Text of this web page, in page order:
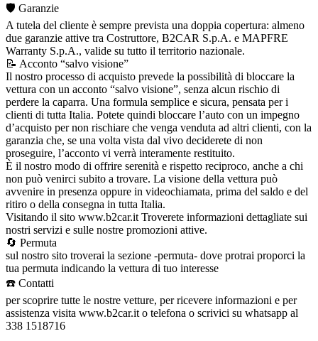
🛡️ Garanzie
A tutela del cliente è sempre prevista una doppia copertura: almeno
due garanzie attive tra Costruttore, B2CAR S.p.A. e MAPFRE
Warranty S.p.A., valide su tutto il territorio nazionale.
📝 Acconto “salvo visione”
Il nostro processo di acquisto prevede la possibilità di bloccare la
vettura con un acconto “salvo visione”, senza alcun rischio di
perdere la caparra. Una formula semplice e sicura, pensata per i
clienti di tutta Italia. Potete quindi bloccare l’auto con un impegno
d’acquisto per non rischiare che venga venduta ad altri clienti, con la
garanzia che, se una volta vista dal vivo deciderete di non
proseguire, l’acconto vi verrà interamente restituito.
È il nostro modo di offrire serenità e rispetto reciproco, anche a chi
non può venirci subito a trovare. La visione della vettura può
avvenire in presenza oppure in videochiamata, prima del saldo e del
ritiro o della consegna in tutta Italia.
Visitando il sito www.b2car.it Troverete informazioni dettagliate sui
nostri servizi e sulle nostre promozioni attive.
🔄 Permuta
sul nostro sito troverai la sezione -permuta- dove protrai proporci la
tua permuta indicando la vettura di tuo interesse
☎️ Contatti
per scoprire tutte le nostre vetture, per ricevere informazioni e per
assistenza visita www.b2car.it o telefona o scrivici su whatsapp al
338 1518716